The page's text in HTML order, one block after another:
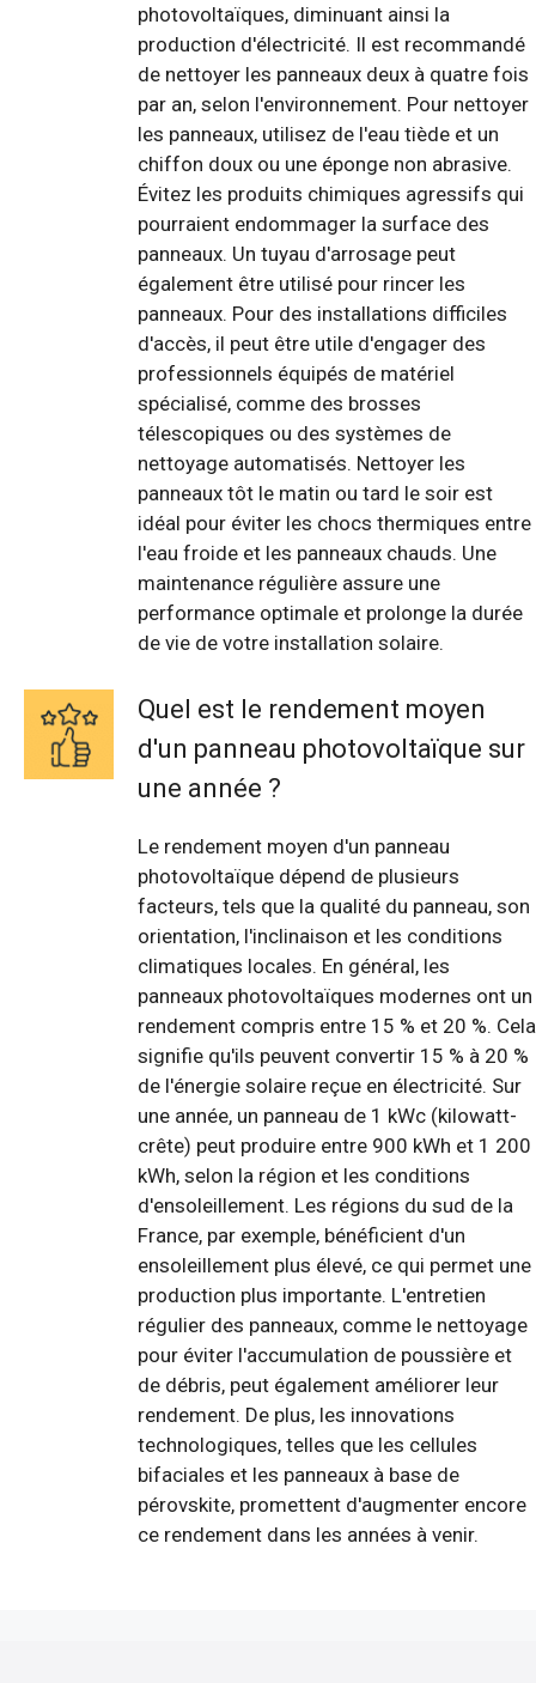
photovoltaïques, diminuant ainsi la
production d'électricité. Il est recommandé
de nettoyer les panneaux deux à quatre fois
par an, selon l'environnement. Pour nettoyer
les panneaux, utilisez de l'eau tiède et un
chiffon doux ou une éponge non abrasive.
Évitez les produits chimiques agressifs qui
pourraient endommager la surface des
panneaux. Un tuyau d'arrosage peut
également être utilisé pour rincer les
panneaux. Pour des installations difficiles
d'accès, il peut être utile d'engager des
professionnels équipés de matériel
spécialisé, comme des brosses
télescopiques ou des systèmes de
nettoyage automatisés. Nettoyer les
panneaux tôt le matin ou tard le soir est
idéal pour éviter les chocs thermiques entre
l'eau froide et les panneaux chauds. Une
maintenance régulière assure une
performance optimale et prolonge la durée
de vie de votre installation solaire.
Quel est le rendement moyen
d'un panneau photovoltaïque sur
une année ?
Le rendement moyen d'un panneau
photovoltaïque dépend de plusieurs
facteurs, tels que la qualité du panneau, son
orientation, l'inclinaison et les conditions
climatiques locales. En général, les
panneaux photovoltaïques modernes ont un
rendement compris entre 15 % et 20 %. Cela
signifie qu'ils peuvent convertir 15 % à 20 %
de l'énergie solaire reçue en électricité. Sur
une année, un panneau de 1 kWc (kilowatt-
crête) peut produire entre 900 kWh et 1 200
kWh, selon la région et les conditions
d'ensoleillement. Les régions du sud de la
France, par exemple, bénéficient d'un
ensoleillement plus élevé, ce qui permet une
production plus importante. L'entretien
régulier des panneaux, comme le nettoyage
pour éviter l'accumulation de poussière et
de débris, peut également améliorer leur
rendement. De plus, les innovations
technologiques, telles que les cellules
bifaciales et les panneaux à base de
pérovskite, promettent d'augmenter encore
ce rendement dans les années à venir.